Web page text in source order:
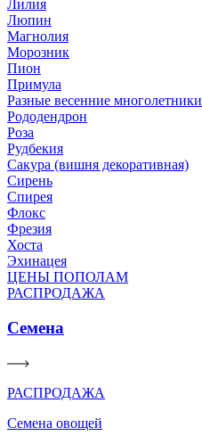
Лилия
Люпин
Магнолия
Морозник
Пион
Примула
Разные весенние многолетники
Рододендрон
Роза
Рудбекия
Сакура (вишня декоративная)
Сирень
Спирея
Флокс
Фрезия
Хоста
Эхинацея
ЦЕНЫ ПОПОЛАМ
РАСПРОДАЖА
Семена
РАСПРОДАЖА
Семена овощей